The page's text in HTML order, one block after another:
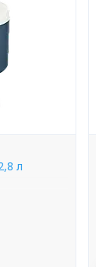
л